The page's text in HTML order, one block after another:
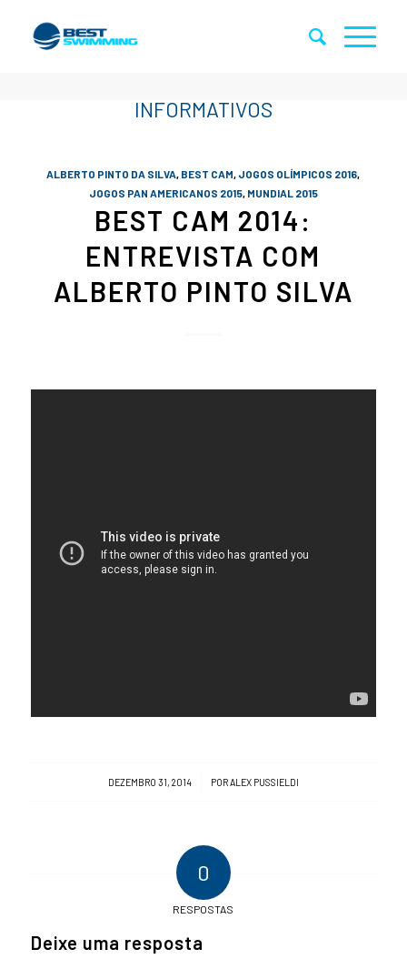
ALBERTO PINTO DA SILVA, BEST CAM, JOGOS OLÍMPICOS 2016,
JOGOS PAN AMERICANOS 2015, MUNDIAL 2015
BEST CAM 2014:
ENTREVISTA COM
ALBERTO PINTO SILVA
DEZEMBRO 31, 2014
/ POR ALEX PUSSIELDI
0
RESPOSTAS
Deixe uma resposta